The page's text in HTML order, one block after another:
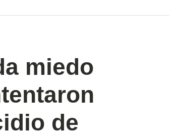
miedo
de